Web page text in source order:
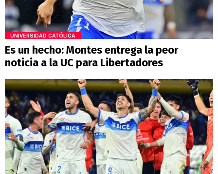
UNIVERSIDAD CATÓLICA
Es un hecho: Montes entrega la peor
noticia a la UC para Libertadores